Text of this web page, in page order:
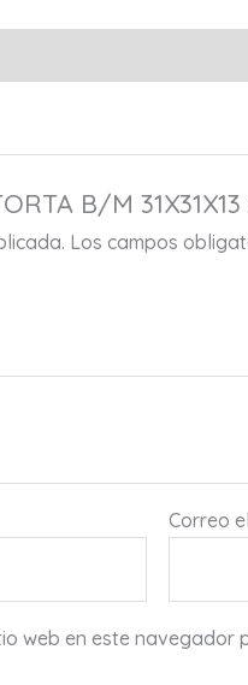
B/M 31X31X13
Los campos
Correo
web en este navegador